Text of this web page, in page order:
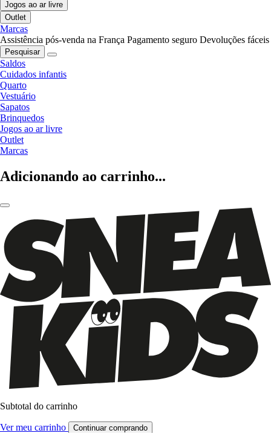
Jogos ao ar livre
Outlet
Marcas
Assistência pós-venda na França Pagamento seguro Devoluções fáceis
Pesquisar
Saldos
Cuidados infantis
Quarto
Vestuário
Sapatos
Brinquedos
Jogos ao ar livre
Outlet
Marcas
Adicionando ao carrinho...
Subtotal do carrinho
Ver meu carrinho Continuar comprando